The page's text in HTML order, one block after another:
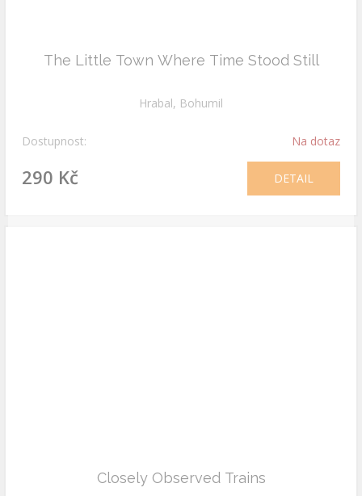
The Little Town Where Time Stood Still
Hrabal, Bohumil
Dostupnost: Na dotaz
290 Kč DETAIL
Closely Observed Trains